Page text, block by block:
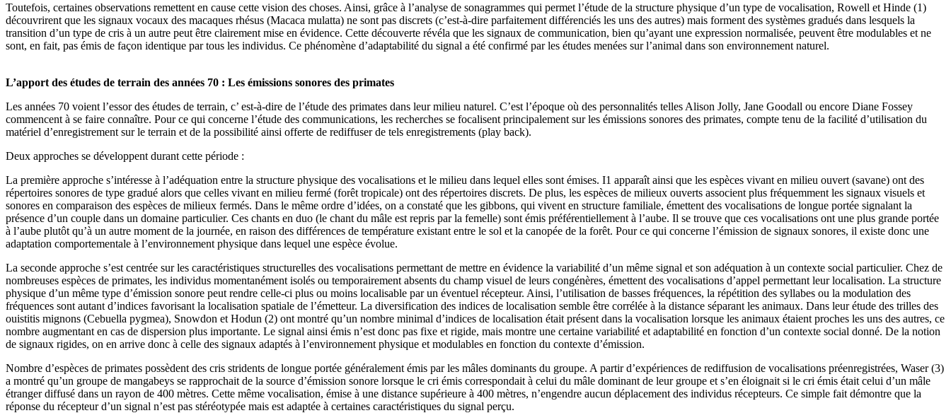
Toutefois, certaines observations remettent en cause cette vision des choses. Ainsi, grâce à l’analyse de sonagrammes qui permet l’étude de la structure physique d’un type de vocalisation, Rowell et Hinde (1)
découvrirent que les signaux vocaux des macaques rhésus (Macaca mulatta) ne sont pas discrets (c’est-à-dire parfaitement différenciés les uns des autres) mais forment des systèmes gradués dans lesquels la
transition d’un type de cris à un autre peut être clairement mise en évidence. Cette découverte révéla que les signaux de communication, bien qu’ayant une expression normalisée, peuvent être modulables et ne
sont, en fait, pas émis de façon identique par tous les individus. Ce phénomène d’adaptabilité du signal a été confirmé par les études menées sur l’animal dans son environnement naturel.
L’apport des études de terrain des années 70 : Les émissions sonores des primates
Les années 70 voient l’essor des études de terrain, c’ est-à-dire de l’étude des primates dans leur milieu naturel. C’est l’époque où des personnalités telles Alison Jolly, Jane Goodall ou encore Diane Fossey
commencent à se faire connaître. Pour ce qui concerne l’étude des communications, les recherches se focalisent principalement sur les émissions sonores des primates, compte tenu de la facilité d’utilisation du
matériel d’enregistrement sur le terrain et de la possibilité ainsi offerte de rediffuser de tels enregistrements (play back).
Deux approches se développent durant cette période :
La première approche s’intéresse à l’adéquation entre la structure physique des vocalisations et le milieu dans lequel elles sont émises. I1 apparaît ainsi que les espèces vivant en milieu ouvert (savane) ont des
répertoires sonores de type gradué alors que celles vivant en milieu fermé (forêt tropicale) ont des répertoires discrets. De plus, les espèces de milieux ouverts associent plus fréquemment les signaux visuels et
sonores en comparaison des espèces de milieux fermés. Dans le même ordre d’idées, on a constaté que les gibbons, qui vivent en structure familiale, émettent des vocalisations de longue portée signalant la
présence d’un couple dans un domaine particulier. Ces chants en duo (le chant du mâle est repris par la femelle) sont émis préférentiellement à l’aube. Il se trouve que ces vocalisations ont une plus grande portée
à l’aube plutôt qu’à un autre moment de la journée, en raison des différences de température existant entre le sol et la canopée de la forêt. Pour ce qui concerne l’émission de signaux sonores, il existe donc une
adaptation comportementale à l’environnement physique dans lequel une espèce évolue.
La seconde approche s’est centrée sur les caractéristiques structurelles des vocalisations permettant de mettre en évidence la variabilité d’un même signal et son adéquation à un contexte social particulier. Chez de
nombreuses espèces de primates, les individus momentanément isolés ou temporairement absents du champ visuel de leurs congénères, émettent des vocalisations d’appel permettant leur localisation. La structure
physique d’un même type d’émission sonore peut rendre celle-ci plus ou moins localisable par un éventuel récepteur. Ainsi, l’utilisation de basses fréquences, la répétition des syllabes ou la modulation des
fréquences sont autant d’indices favorisant la localisation spatiale de l’émetteur. La diversification des indices de localisation semble être corrélée à la distance séparant les animaux. Dans leur étude des trilles des
ouistitis mignons (Cebuella pygmea), Snowdon et Hodun (2) ont montré qu’un nombre minimal d’indices de localisation était présent dans la vocalisation lorsque les animaux étaient proches les uns des autres, ce
nombre augmentant en cas de dispersion plus importante. Le signal ainsi émis n’est donc pas fixe et rigide, mais montre une certaine variabilité et adaptabilité en fonction d’un contexte social donné. De la notion
de signaux rigides, on en arrive donc à celle des signaux adaptés à l’environnement physique et modulables en fonction du contexte d’émission.
Nombre d’espèces de primates possèdent des cris stridents de longue portée généralement émis par les mâles dominants du groupe. A partir d’expériences de rediffusion de vocalisations préenregistrées, Waser (3)
a montré qu’un groupe de mangabeys se rapprochait de la source d’émission sonore lorsque le cri émis correspondait à celui du mâle dominant de leur groupe et s’en éloignait si le cri émis était celui d’un mâle
étranger diffusé dans un rayon de 400 mètres. Cette même vocalisation, émise à une distance supérieure à 400 mètres, n’engendre aucun déplacement des individus récepteurs. Ce simple fait démontre que la
réponse du récepteur d’un signal n’est pas stéréotypée mais est adaptée à certaines caractéristiques du signal perçu.